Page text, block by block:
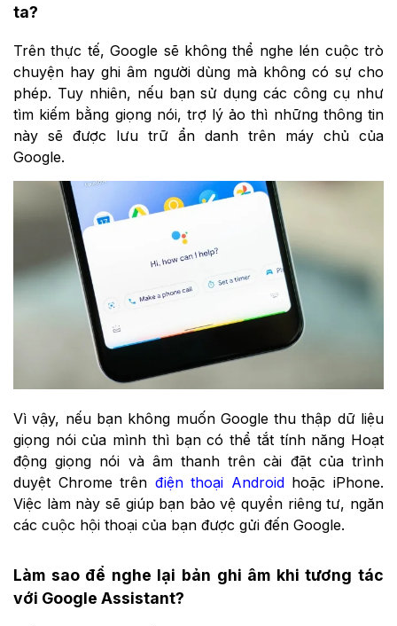
ta?
Trên thực tế, Google sẽ không thể nghe lén cuộc trò
chuyện hay ghi âm người dùng mà không có sự cho
phép. Tuy nhiên, nếu bạn sử dụng các công cụ như
tìm kiếm bằng giọng nói, trợ lý ảo thì những thông tin
này sẽ được lưu trữ ẩn danh trên máy chủ của
Google.
Vì vậy, nếu bạn không muốn Google thu thập dữ liệu
giọng nói của mình thì bạn có thể tắt tính năng Hoạt
động giọng nói và âm thanh trên cài đặt của trình
duyệt Chrome trên điện thoại Androidhoặc iPhone.
Việc làm này sẽ giúp bạn bảo vệ quyền riêng tư, ngăn
các cuộc hội thoại của bạn được gửi đến Google.
Làm sao để nghe lại bản ghi âm khi tương tác
với Google Assistant?